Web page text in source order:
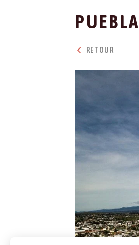
PUEBLA
RETOUR